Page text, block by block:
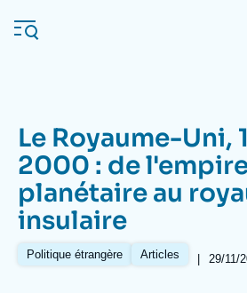
au
contenu
Navigation
principale
L'Ifri
Analyses
Le Royaume-Uni,
2000 : de
planétaire au
insulaire
Politique étrangère Articles |
Date
29/11/